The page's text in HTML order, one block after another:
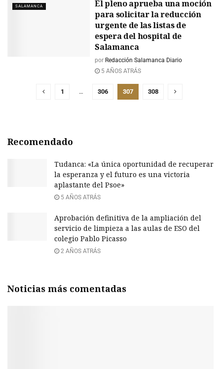
SALAMANCA
El pleno aprueba una moción
para solicitar la reducción
urgente de las listas de
espera del hospital de
Salamanca
por Redacción Salamanca Diario
5 AÑOS ATRÁS
1 … 306 307 308
Recomendado
Tudanca: «La única oportunidad de recuperar
la esperanza y el futuro es una victoria
aplastante del Psoe»
5 AÑOS ATRÁS
Aprobación definitiva de la ampliación del
servicio de limpieza a las aulas de ESO del
colegio Pablo Picasso
2 AÑOS ATRÁS
Noticias más comentadas